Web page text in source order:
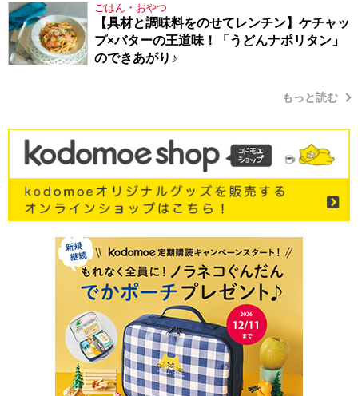
ごはん・おやつ
【具材と調味料をのせてレンチン】ケチャッ
プ×バターの王道味！「うどんナポリタン」
のできあがり♪
もっと読む